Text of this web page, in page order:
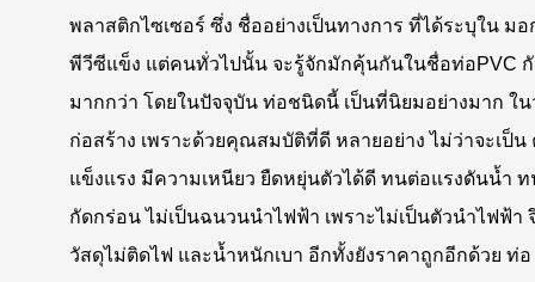
พลาสติกไซเซอร์ ซึ่ง ชื่ออย่างเป็นทางการ ที่ได้ระบุใน ม
พีวีซีแข็ง แต่คนทั่วไปนั้น จะรู้จักมักคุ้นกันในชื่อท่อPVC
มากกว่า โดยในปัจจุบัน ท่อชนิดนี้ เป็นที่นิยมอย่างมาก ใน
ก่อสร้าง เพราะด้วยคุณสมบัติที่ดี หลายอย่าง ไม่ว่าจะเป็น
แข็งแรง มีความเหนียว ยืดหยุ่นตัวได้ดี ทนต่อแรงดันน้ำ
กัดกร่อน ไม่เป็นฉนวนนำไฟฟ้า เพราะไม่เป็นตัวนำไฟฟ้า
วัสดุไม่ติดไฟ และน้ำหนักเบา อีกทั้งยังราคาถูกอีกด้วย ท่อ